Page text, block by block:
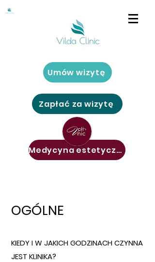
Umów wizytę
Zapłać za wizytę
Medycyna estetyczna
OGÓLNE
KIEDY I W JAKICH GODZINACH CZYNNA
JEST KLINIKA?